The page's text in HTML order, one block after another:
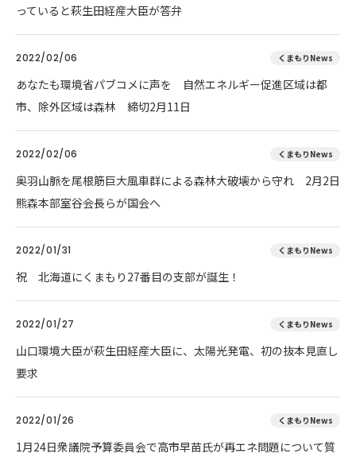
っていると萩生田経産大臣が答弁
2022/02/06 くまもりNews
あなたも環境省パブコメに声を 自然エネルギー促進区域は都
市、除外区域は森林 締切2月11日
2022/02/06 くまもりNews
奥羽山脈を尾根筋巨大風車群による森林大破壊から守れ 2月2日
熊森本部室谷会長らが国会へ
2022/01/31 くまもりNews
祝 北海道にくまもり27番目の支部が誕生！
2022/01/27 くまもりNews
山口環境大臣が萩生田経産大臣に、太陽光発電、初の抜本見直し
要求
2022/01/26 くまもりNews
1月24日衆議院予算委員会で高市早苗氏が再エネ問題について質